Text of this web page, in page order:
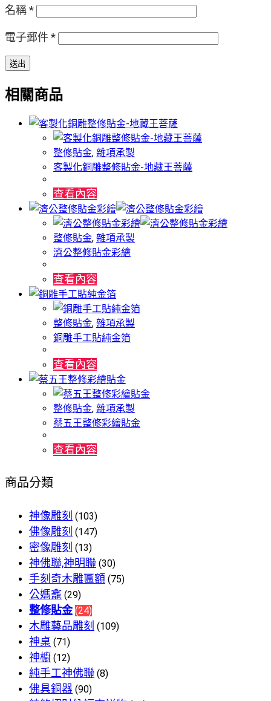
名稱*
電子郵件*
相關商品
整修貼金, 雜項承製
客製化銅雕整修貼金-地藏王菩薩
查看內容
整修貼金, 雜項承製
濟公整修貼金彩繪
查看內容
整修貼金, 雜項承製
銅雕手工貼純金箔
查看內容
整修貼金, 雜項承製
蔡五王整修彩繪貼金
查看內容
商品分類
神像雕刻 (103)
佛像雕刻 (147)
密像雕刻 (13)
神佛聯,神明聯 (30)
手刻奇木雕匾額 (75)
公媽龕 (29)
整修貼金 (24)
木雕藝品雕刻 (109)
神桌 (71)
神櫥 (12)
純手工神佛聯 (8)
佛具銅器 (90)